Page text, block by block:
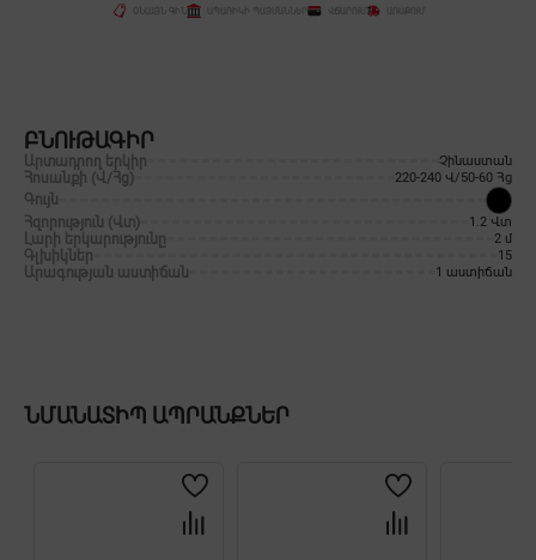
ՎՃԱՐՈՒՄ
ԲՆՈՒԹԱԳԻՐ
Արտադրող երկիր Չինաստան
Հոսանքի (Վ/Հց) 220-240 Վ/50-60 Հց
Գույն
Հզորություն (Վտ)
1.2 Վտ
Լարի երկարությունը 2 մ
Գլխիկներ 15
Արագության աստիճան 1 աստիճան
ՆՄԱՆԱՏԻՊ ԱՊՐԱՆՔՆԵՐ